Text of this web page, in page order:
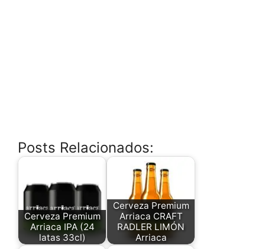
Posts Relacionados:
Cerveza Premium
Arriaca IPA (24
latas 33cl)
Cerveza Premium
Arriaca CRAFT
RADLER LIMÓN
Arriaca